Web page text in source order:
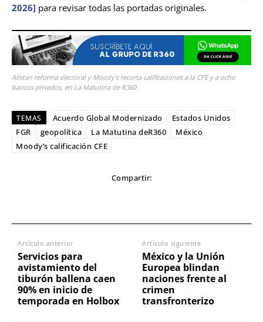
2026] para revisar todas las portadas originales.
Alistan reforma electoral y Moody’s recorta calificaciones a la CFE y a ocho
bancos privados, en La Matutina de R360
TEMAS Acuerdo Global Modernizado
Estados Unidos
FGR
geopolítica La Matutina deR360
México
Moody’s calificación CFE
Compartir:
Artículo anterior
Servicios para
avistamiento del
tiburón ballena caen
90% en inicio de
temporada en Holbox
Artículo siguiente
México y la Unión
Europea blindan
naciones frente al
crimen
transfronterizo